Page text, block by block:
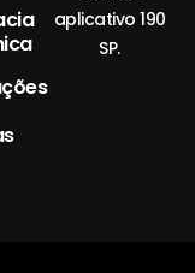
aplicativo 190
SP.